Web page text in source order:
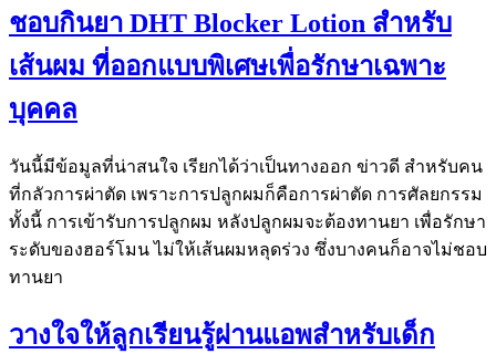
ชอบกินยา DHT Blocker Lotion สำหรับ
เส้นผม ที่ออกแบบพิเศษเพื่อรักษาเฉพาะ
บุคคล
วันนี้มีข้อมูลที่น่าสนใจ เรียกได้ว่าเป็นทางออก ข่าวดี สำหรับคน
ที่กลัวการผ่าตัด เพราะการปลูกผมก็คือการผ่าตัด การศัลยกรรม
ทั้งนี้ การเข้ารับการปลูกผม หลังปลูกผมจะต้องทานยา เพื่อรักษา
ระดับของฮอร์โมน ไม่ให้เส้นผมหลุดร่วง ซึ่งบางคนก็อาจไม่ชอบ
ทานยา
วางใจให้ลูกเรียนรู้ผ่านแอพสำหรับเด็ก